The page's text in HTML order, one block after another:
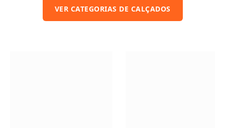
VER CATEGORIAS DE CALÇADOS